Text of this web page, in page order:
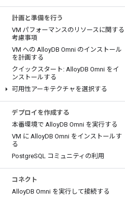
計画と準備を行う
VM パフォーマンスのリソースに関する
考慮事項
VM への AlloyDB Omni のインストール
を計画する
クイックスタート: AlloyDB Omni をイ
ンストールする
可用性アーキテクチャを選択する
デプロイを作成する
本番環境で AlloyDB Omni を実行する
VM に AlloyDB Omni をインストールす
る
PostgreSQL コミュニティの利用
コネクト
AlloyDB Omni を実行して接続する